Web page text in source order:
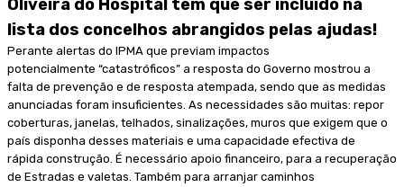
Oliveira do Hospital tem que ser incluído na
lista dos concelhos abrangidos pelas ajudas!
Perante alertas do IPMA que previam impactos
potencialmente “catastróficos” a resposta do Governo mostrou a
falta de prevenção e de resposta atempada, sendo que as medidas
anunciadas foram insuficientes. As necessidades são muitas: repor
coberturas, janelas, telhados, sinalizações, muros que exigem que o
país disponha desses materiais e uma capacidade efectiva de
rápida construção. É necessário apoio financeiro, para a recuperação
de Estradas e valetas. Também para arranjar caminhos